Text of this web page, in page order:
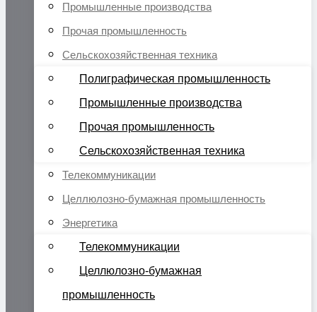
Промышленные производства
Прочая промышленность
Сельскохозяйственная техника
Полиграфическая промышленность
Промышленные производства
Прочая промышленность
Сельскохозяйственная техника
Телекоммуникации
Целлюлозно-бумажная промышленность
Энергетика
Телекоммуникации
Целлюлозно-бумажная
промышленность